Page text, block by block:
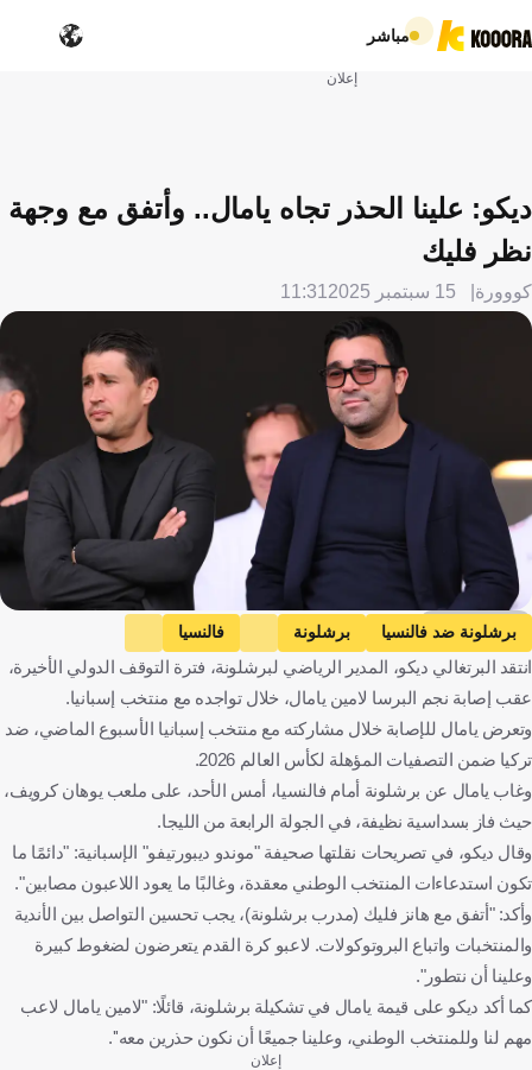
مباشر
إعلان
ديكو: علينا الحذر تجاه يامال.. وأتفق مع وجهة
نظر فليك
كووورة 15 سبتمبر 2025 11:31
Getty Images
برشلونة ضد فالنسيا برشلونة
فالنسيا
الدوري الإسباني
تركيا ضد إسبانيا تركيا
إسبانيا
التصفيات المؤهلة لكأس العالم - أوروبا
لامين يامال
هانسي فليك
إسبانيا
كرة قدم
انتقد البرتغالي ديكو، المدير الرياضي لبرشلونة، فترة التوقف الدولي الأخيرة،
عقب إصابة نجم البرسا لامين يامال، خلال تواجده مع منتخب إسبانيا.
وتعرض يامال للإصابة خلال مشاركته مع منتخب إسبانيا الأسبوع الماضي، ضد
تركيا ضمن التصفيات المؤهلة لكأس العالم 2026.
وغاب يامال عن برشلونة أمام فالنسيا، أمس الأحد، على ملعب يوهان كرويف،
حيث فاز بسداسية نظيفة، في الجولة الرابعة من الليجا.
وقال ديكو، في تصريحات نقلتها صحيفة "موندو ديبورتيفو" الإسبانية: "دائمًا ما
تكون استدعاءات المنتخب الوطني معقدة، وغالبًا ما يعود اللاعبون مصابين".
وأكد: "أتفق مع هانز فليك (مدرب برشلونة)، يجب تحسين التواصل بين الأندية
والمنتخبات واتباع البروتوكولات. لاعبو كرة القدم يتعرضون لضغوط كبيرة
وعلينا أن نتطور".
كما أكد ديكو على قيمة يامال في تشكيلة برشلونة، قائلًا: "لامين يامال لاعب
مهم لنا وللمنتخب الوطني، وعلينا جميعًا أن نكون حذرين معه''.
إعلان